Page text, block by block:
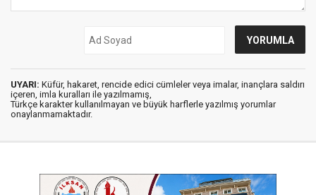
UYARI: Küfür, hakaret, rencide edici cümleler veya imalar, inançlara saldırı
içeren, imla kuralları ile yazılmamış,
Türkçe karakter kullanılmayan ve büyük harflerle yazılmış yorumlar
onaylanmamaktadır.